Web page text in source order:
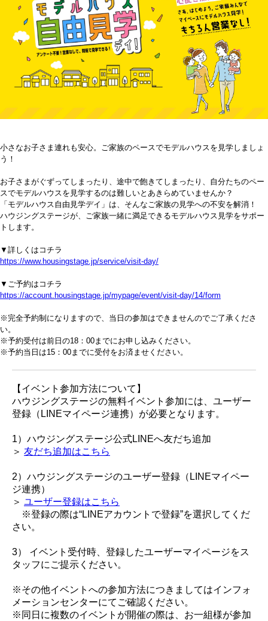
小さなお子さま連れも安心。ご家族のペースでモデルハウスを見学しましょ
う！
お子さまがぐずってしまったり、途中で飽きてしまったり、自分たちのペー
スでモデルハウスを見学するのは難しいとあきらめていませんか？
「モデルハウス自由見学デイ」は、そんなご家族の見学への不安を解消！
ハウジングステージが、ご家族一緒に満足できるモデルハウス見学をサポー
トします。
▼詳しくはコチラ
https://www.housingstage.jp/service/visit-day/
▼ご予約はコチラ
https://account.housingstage.jp/mypage/event/visit-day/14/form
※完全予約制になりますので、当日の参加はできませんのでご了承くださ
い。
※予約受付は前日の18：00までにお申し込みください。
※予約当日は15：00までに受付をお済ませください。
【イベント参加方法について】
ハウジングステージの無料イベント参加には、ユーザー
登録（LINEマイページ連携）が必要となります。
1）ハウジングステージ公式LINEへ友だち追加
＞ 友だち追加はこちら
2）ハウジングステージのユーザー登録（LINEマイペー
ジ連携）
＞ ユーザー登録はこちら
※登録の際は“LINEアカウントで登録”を選択してくだ
さい。
3） イベント受付時、登録したユーザーマイページをス
タッフにご提示ください。
※その他イベントへの参加方法につきましてはインフォ
メーションセンターにてご確認ください。
※同日に複数のイベントが開催の際は、お一組様が参加